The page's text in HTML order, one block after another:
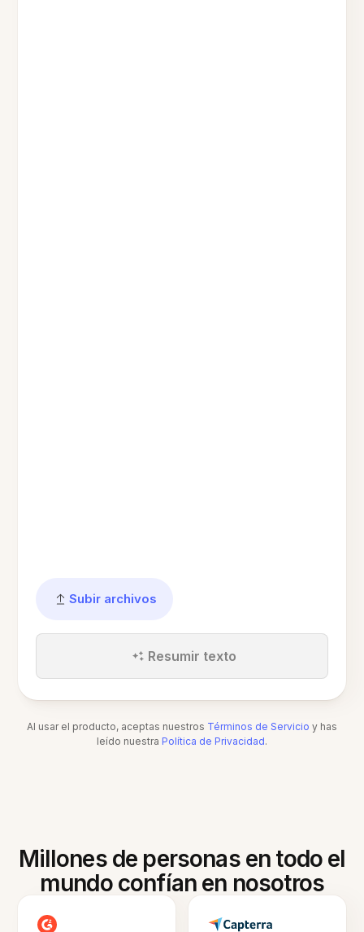
Subir archivos
Resumir texto
Al usar el producto, aceptas nuestros Términos de Servicio y has
leído nuestra Política de Privacidad.
Millones de personas en todo el
mundo confían en nosotros